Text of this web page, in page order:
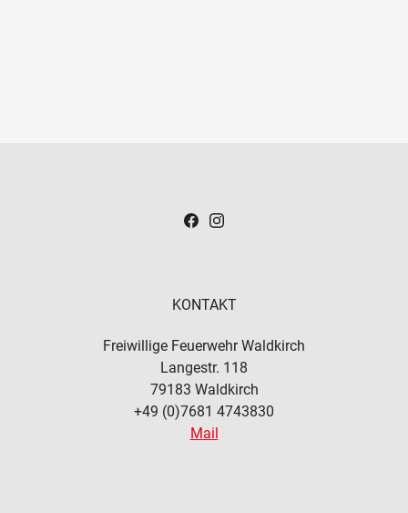
KONTAKT
Freiwillige Feuerwehr Waldkirch
Langestr. 118
79183 Waldkirch
+49 (0)7681 4743830
Mail